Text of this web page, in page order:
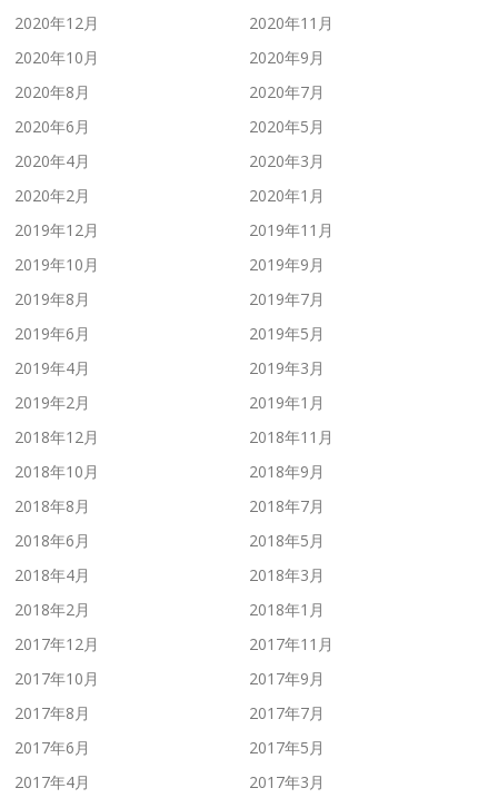
2020年12月
2020年11月
2020年10月
2020年9月
2020年8月
2020年7月
2020年6月
2020年5月
2020年4月
2020年3月
2020年2月
2020年1月
2019年12月
2019年11月
2019年10月
2019年9月
2019年8月
2019年7月
2019年6月
2019年5月
2019年4月
2019年3月
2019年2月
2019年1月
2018年12月
2018年11月
2018年10月
2018年9月
2018年8月
2018年7月
2018年6月
2018年5月
2018年4月
2018年3月
2018年2月
2018年1月
2017年12月
2017年11月
2017年10月
2017年9月
2017年8月
2017年7月
2017年6月
2017年5月
2017年4月
2017年3月